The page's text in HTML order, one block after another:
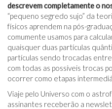
descrevem completamente o
“pequeno segredo sujo” da
físicos aprendem na pós-
comumente usamos para
quaisquer duas partículas
partículas sendo trocadas
com todas as possíveis trocas
ocorrer como etapas
Viaje pelo Universo com o
assinantes receberão a